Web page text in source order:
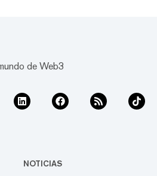
de Web3
NOTICIAS